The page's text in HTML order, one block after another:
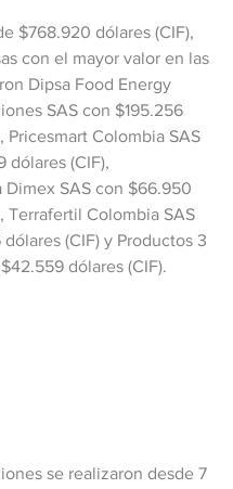
$768.920 dólares (CIF),
con el mayor valor en las
Dipsa Food Energy
SAS con $195.256
Pricesmart Colombia SAS
dólares (CIF),
Dimex SAS con $66.950
Terrafertil Colombia SAS
(CIF) y Productos 3
dólares (CIF).
se realizaron desde 7